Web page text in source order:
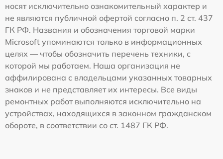
носят исключительно ознакомительный характер и
не являются публичной офертой согласно п. 2 ст. 437
ГК РФ. Названия и обозначения торговой марки
Microsoft упоминаются только в информационных
целях — чтобы обозначить перечень техники, с
которой мы работаем. Наша организация не
аффилирована с владельцами указанных товарных
знаков и не представляет их интересы. Все виды
ремонтных работ выполняются исключительно на
устройствах, находящихся в законном гражданском
обороте, в соответствии со ст. 1487 ГК РФ.